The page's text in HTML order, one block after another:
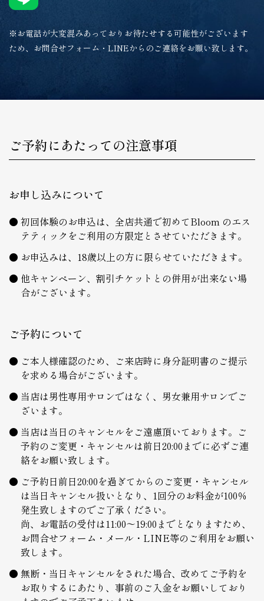
※お電話が大変混みあっておりお待たせする可能性がございます
ため、お問合せフォーム・LINEからのご連絡をお願い致します。
ご予約にあたっての注意事項
お申し込みについて
初回体験のお申込は、全店共通で初めてBloom のエス
テティックをご利用の方限定とさせていただきます。
お申込みは、18歳以上の方に限らせていただきます。
他キャンペーン、割引チケットとの併用が出来ない場
合がございます。
ご予約について
ご本人様確認のため、ご来店時に身分証明書のご提示
を求める場合がございます。
当店は男性専用サロンではなく、男女兼用サロンでご
ざいます。
当店は当日のキャンセルをご遠慮頂いております。ご
予約のご変更・キャンセルは前日20:00までに必ずご連
絡をお願い致します。
ご予約日前日20:00を過ぎてからのご変更・キャンセル
は当日キャンセル扱いとなり、1回分のお料金が100％
発生致しますのでご了承ください。
尚、お電話の受付は11:00～19:00までとなりますため、
お問合せフォーム・メール・LINE等のご利用をお願い
致します。
無断・当日キャンセルをされた場合、改めてご予約を
お取りするにあたり、事前のご入金をお願いしており